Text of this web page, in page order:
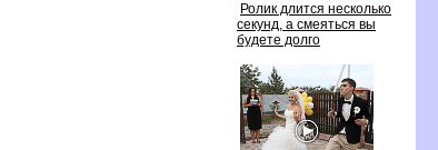
Ролик длится несколько
секунд, а смеяться вы
удете долго